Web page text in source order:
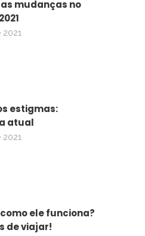
mudanças no
estigmas:
atual
como ele funciona?
de viajar!